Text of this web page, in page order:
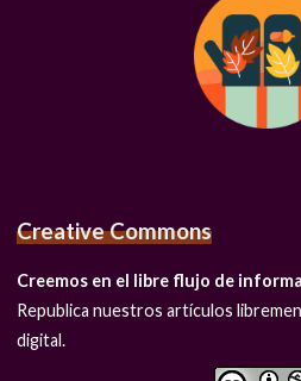
Creative Commons
Creemos en el libre flujo de
Republica nuestros artículos
digital.